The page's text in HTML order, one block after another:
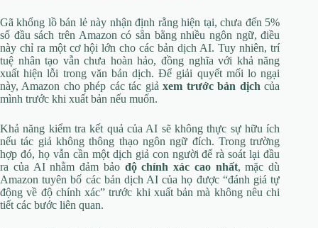
Gã khổng lồ bán lẻ này nhận định rằng hiện tại, chưa đến 5%
số đầu sách trên Amazon có sẵn bằng nhiều ngôn ngữ, điều
này chỉ ra một cơ hội lớn cho các bản dịch AI. Tuy nhiên, trí
tuệ nhân tạo vẫn chưa hoàn hảo, đồng nghĩa với khả năng
xuất hiện lỗi trong văn bản dịch. Để giải quyết mối lo ngại
này, Amazon cho phép các tác giảxem trước bản dịch của
mình trước khi xuất bản nếu muốn.
Khả năng kiểm tra kết quả của AI sẽ không thực sự hữu ích
nếu tác giả không thông thạo ngôn ngữ đích. Trong trường
hợp đó, họ vẫn cần một dịch giả con người để rà soát lại đầu
ra của AI nhằm đảm bảo độ chính xác cao nhất, mặc dù
Amazon tuyên bố các bản dịch AI của họ được “đánh giá tự
động về độ chính xác” trước khi xuất bản mà không nêu chi
tiết các bước liên quan.